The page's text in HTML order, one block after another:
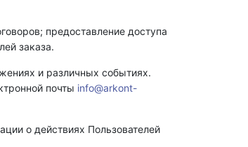
предоставление доступа
заказа.
и различных событиях.
почты info@arkont-
о действиях Пользователей